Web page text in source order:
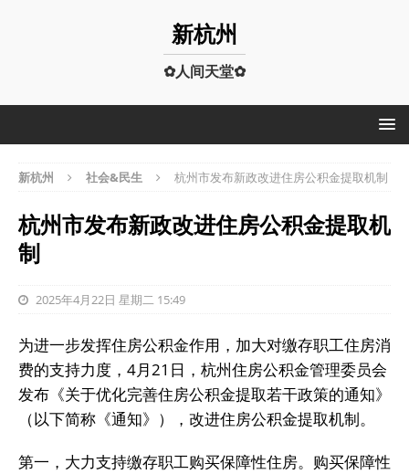
新杭州
✿人间天堂✿
新杭州 社会&民生 杭州市发布新政改进住房公积金提取机制
杭州市发布新政改进住房公积金提取机
制
2025年4月22日 星期二 15:49
为进一步发挥住房公积金作用，加大对缴存职工住房消
费的支持力度，4月21日，杭州住房公积金管理委员会
发布《关于优化完善住房公积金提取若干政策的通知》
（以下简称《通知》），改进住房公积金提取机制。
第一，大力支持缴存职工购买保障性住房。购买保障性